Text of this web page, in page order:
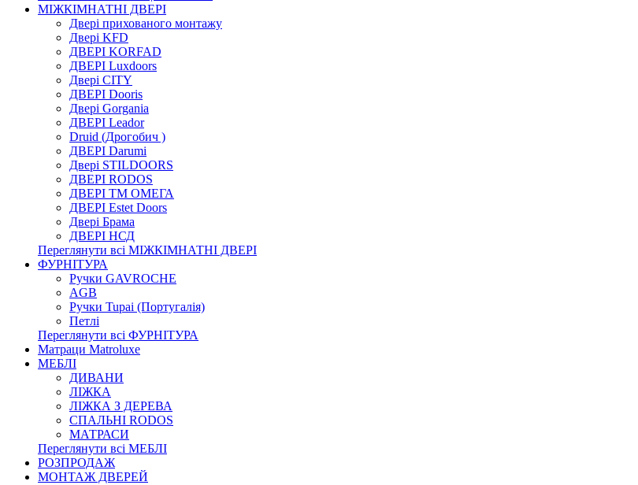
МІЖКІМНАТНІ ДВЕРІ
Двері прихованого монтажу
Двері KFD
ДВЕРІ KORFAD
ДВЕРІ Luxdoors
Двері CITY
ДВЕРІ Dooris
Двері Gorgania
ДВЕРІ Leador
Druid (Дрогобич )
ДВЕРІ Darumi
Двері STILDOORS
ДВЕРІ RODOS
ДВЕРІ ТМ ОМЕГА
ДВЕРІ Estet Doors
Двері Брама
ДВЕРІ НСД
Переглянути всі МІЖКІМНАТНІ ДВЕРІ
ФУРНІТУРА
Ручки GAVROCHE
AGB
Ручки Tupai (Португалія)
Петлі
Переглянути всі ФУРНІТУРА
Матраци Matroluxe
МЕБЛІ
ДИВАНИ
ЛІЖКА
ЛІЖКА З ДЕРЕВА
СПАЛЬНІ RODOS
МАТРАСИ
Переглянути всі МЕБЛІ
РОЗПРОДАЖ
МОНТАЖ ДВЕРЕЙ